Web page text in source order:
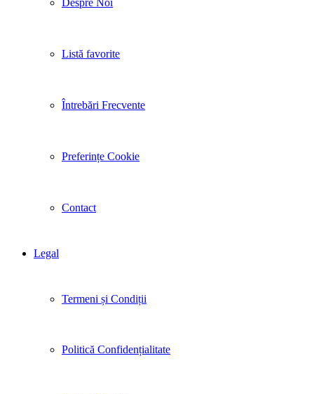
Despre Noi
Listă favorite
Întrebări Frecvente
Preferințe Cookie
Contact
Legal
Termeni și Condiții
Politică Confidențialitate